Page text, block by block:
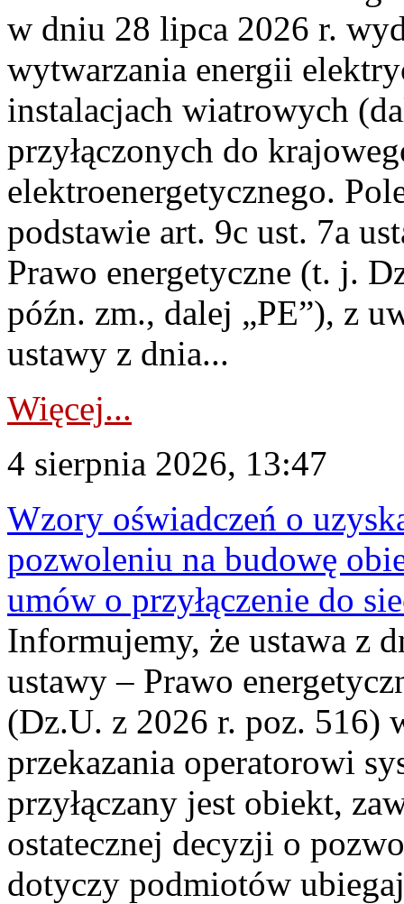
w dniu 28 lipca 2026 r.
wytwarzania energii
instalacjach wiatrowych
przyłączonych do
elektroenergetycznego.
podstawie art. 9c ust. 7a
Prawo energetyczne (t. j.
późn. zm., dalej „PE”), z
ustawy z dnia...
Więcej...
4 sierpnia 2026, 13:47
Wzory oświadczeń o
pozwoleniu na budowę
umów o przyłączenie do
Informujemy, że ustawa z
ustawy – Prawo
(Dz.U. z 2026 r. poz. 516)
przekazania operatorowi
przyłączany jest obiekt,
ostatecznej decyzji o
dotyczy podmiotów